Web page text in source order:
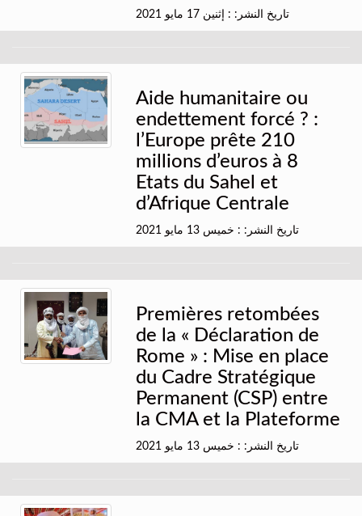
تاريخ النشر: : إثنين 17 مايو 2021
Aide humanitaire ou
endettement forcé ? :
l’Europe prête 210
millions d’euros à 8
Etats du Sahel et
d’Afrique Centrale
تاريخ النشر: : خميس 13 مايو 2021
Premières retombées
de la « Déclaration de
Rome » : Mise en place
du Cadre Stratégique
Permanent (CSP) entre
la CMA et la Plateforme
تاريخ النشر: : خميس 13 مايو 2021